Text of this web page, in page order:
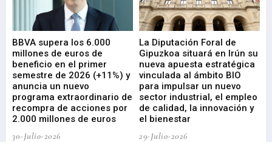
BBVA supera los 6.000
millones de euros de
beneficio en el primer
semestre de 2026 (+11%) y
anuncia un nuevo
programa extraordinario de
recompra de acciones por
2.000 millones de euros
30-Julio-2026
La Diputación Foral de
Gipuzkoa situará en Irún su
nueva apuesta estratégica
vinculada al ámbito BIO
para impulsar un nuevo
sector industrial, el empleo
de calidad, la innovación y
el bienestar
29-Julio-2026